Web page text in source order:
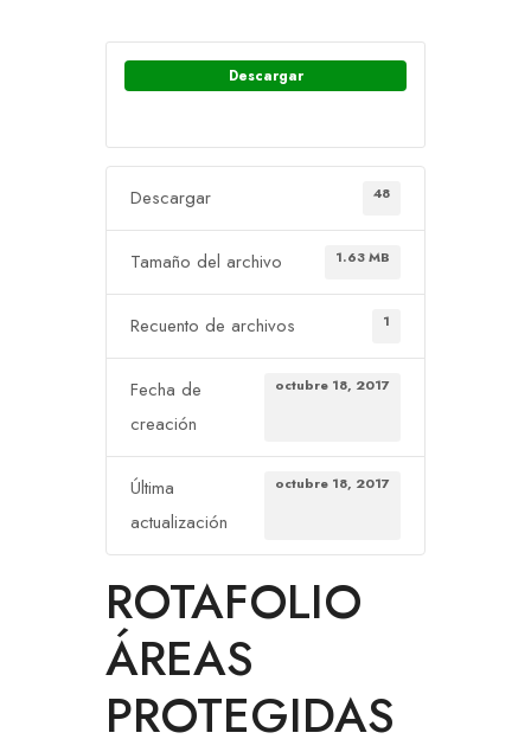
Descargar
Descargar 48
Tamaño del archivo 1.63 MB
Recuento de archivos 1
Fecha de
creación
octubre 18, 2017
Última
actualización
octubre 18, 2017
ROTAFOLIO
ÁREAS
PROTEGIDAS